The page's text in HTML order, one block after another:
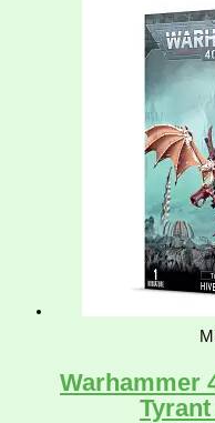
Warhammer